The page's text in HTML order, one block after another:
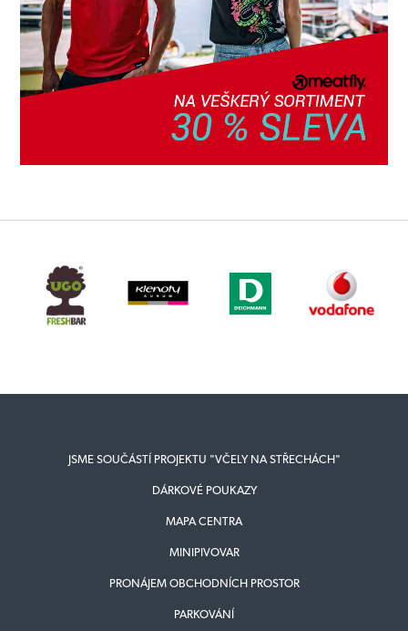
JSME SOUČÁSTÍ PROJEKTU "VČELY NA STŘECHÁCH"
DÁRKOVÉ POUKAZY
MAPA CENTRA
MINIPIVOVAR
PRONÁJEM OBCHODNÍCH PROSTOR
PARKOVÁNÍ